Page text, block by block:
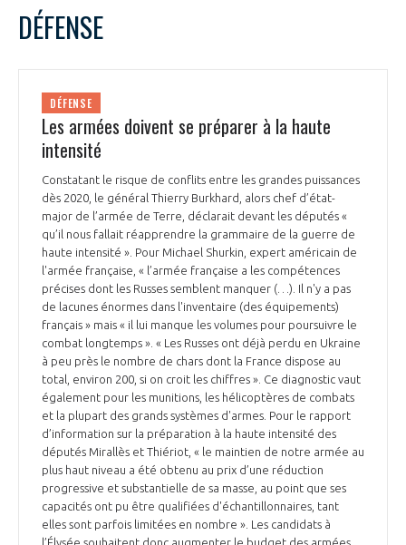
DÉFENSE
DÉFENSE
Les armées doivent se préparer à la haute
intensité
Constatant le risque de conflits entre les grandes puissances
dès 2020, le général Thierry Burkhard, alors chef d’état-
major de l’armée de Terre, déclarait devant les députés «
qu’il nous fallait réapprendre la grammaire de la guerre de
haute intensité ». Pour Michael Shurkin, expert américain de
l'armée française, « l’armée française a les compétences
précises dont les Russes semblent manquer (…). Il n'y a pas
de lacunes énormes dans l'inventaire (des équipements)
français » mais « il lui manque les volumes pour poursuivre le
combat longtemps ». « Les Russes ont déjà perdu en Ukraine
à peu près le nombre de chars dont la France dispose au
total, environ 200, si on croit les chiffres ». Ce diagnostic vaut
également pour les munitions, les hélicoptères de combats
et la plupart des grands systèmes d'armes. Pour le rapport
d’information sur la préparation à la haute intensité des
députés Mirallès et Thiériot, « le maintien de notre armée au
plus haut niveau a été obtenu au prix d’une réduction
progressive et substantielle de sa masse, au point que ses
capacités ont pu être qualifiées d'échantillonnaires, tant
elles sont parfois limitées en nombre ». Les candidats à
l’Élysée souhaitent donc augmenter le budget des armées